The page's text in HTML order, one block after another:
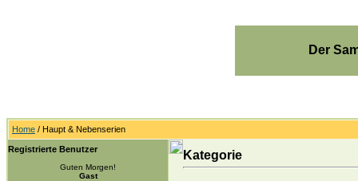
Der
Home / Haupt & Nebenserien
Registrierte Benutzer
Guten Morgen!
Gast
Kategorie